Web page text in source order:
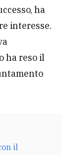
ha
interesse.
ha reso il
il